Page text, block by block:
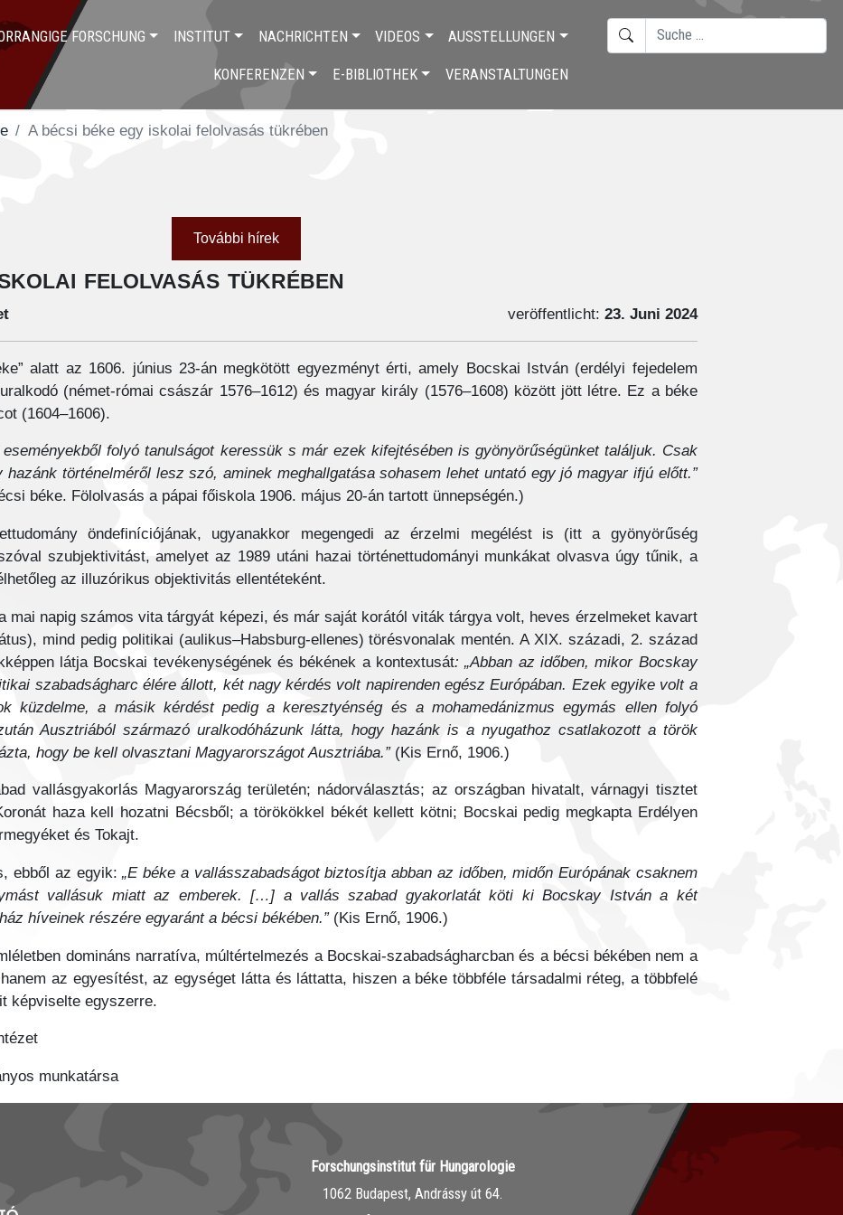
FORSCHUNG INSTITUT NACHRICHTEN VIDEOS AUSSTELLUNGEN
KONFERENZEN E-BIBLIOTHEK VERANSTALTUNGEN
SUCHEN
A bécsi béke egy iskolai felolvasás tükrében
További hírek
felolvasás tükrében
veröffentlicht: 23. Juni 2024
alatt az 1606. június 23-án megkötött egyezményt érti, amely Bocskai István (erdélyi fejedelem
(német-római császár 1576–1612) és magyar király (1576–1608) között jött létre. Ez a béke
(1604–1606).
folyó tanulságot keressük s már ezek kifejtésében is gyönyörűségünket találjuk. Csak
történelméről lesz szó, aminek meghallgatása sohasem lehet untató egy jó magyar ifjú előtt.”
béke. Fölolvasás a pápai főiskola 1906. május 20-án tartott ünnepségén.)
öndefiníciójának, ugyanakkor megengedi az érzelmi megélést is (itt a gyönyörűség
szubjektivitást, amelyet az 1989 utáni hazai történettudományi munkákat olvasva úgy tűnik, a
az illuzórikus objektivitás ellentéteként.
mai napig számos vita tárgyát képezi, és már saját korától viták tárgya volt, heves érzelmeket kavart
mind pedig politikai (aulikus–Habsburg-ellenes) törésvonalak mentén. A XIX. századi, 2. század
látja Bocskai tevékenységének és békének a kontextusát: „Abban az időben, mikor Bocskay
szabadságharc élére állott, két nagy kérdés volt napirenden egész Európában. Ezek egyike volt a
küzdelme, a másik kérdést pedig a keresztyénség és a mohamedánizmus egymás ellen folyó
Ausztriából származó uralkodóházunk látta, hogy hazánk is a nyugathoz csatlakozott a török
hogy be kell olvasztani Magyarországot Ausztriába.”(Kis Ernő, 1906.)
vallásgyakorlás Magyarország területén; nádorválasztás; az országban hivatalt, várnagyi tisztet
haza kell hozatni Bécsből; a törökökkel békét kellett kötni; Bocskai pedig megkapta Erdélyen
és Tokajt.
ebből az egyik:„E béke a vallásszabadságot biztosítja abban az időben, midőn Európának csaknem
vallásuk miatt az emberek. […] a vallás szabad gyakorlatát köti ki Bocskay István a két
híveinek részére egyaránt a bécsi békében.” (Kis Ernő, 1906.)
domináns narratíva, múltértelmezés a Bocskai-szabadságharcban és a bécsi békében nem a
az egyesítést, az egységet látta és láttatta, hiszen a béke többféle társadalmi réteg, a többfelé
képviselte egyszerre.
munkatársa
Forschungsinstitut für Hungarologie
1062 Budapest, Andrássy út 64.